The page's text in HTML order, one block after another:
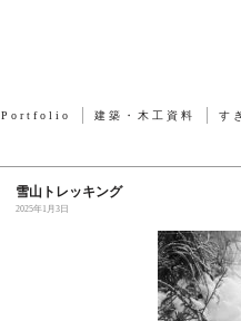
Portfolio 建築・木工資料 す
雪山トレッキング
2025年1月3日